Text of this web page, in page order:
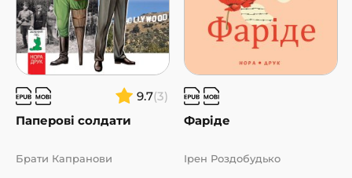
9.7(3)
Паперові солдати
Брати Капранови
Фаріде
Ірен Роздобудько